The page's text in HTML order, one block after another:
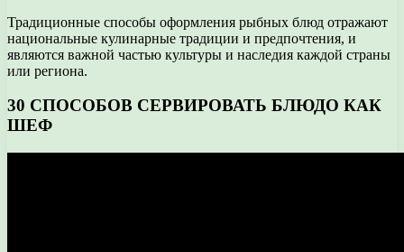
Традиционные способы оформления рыбных блюд отражают
национальные кулинарные традиции и предпочтения, и
являются важной частью культуры и наследия каждой страны
или региона.
30 СПОСОБОВ СЕРВИРОВАТЬ БЛЮДО КАК
ШЕФ